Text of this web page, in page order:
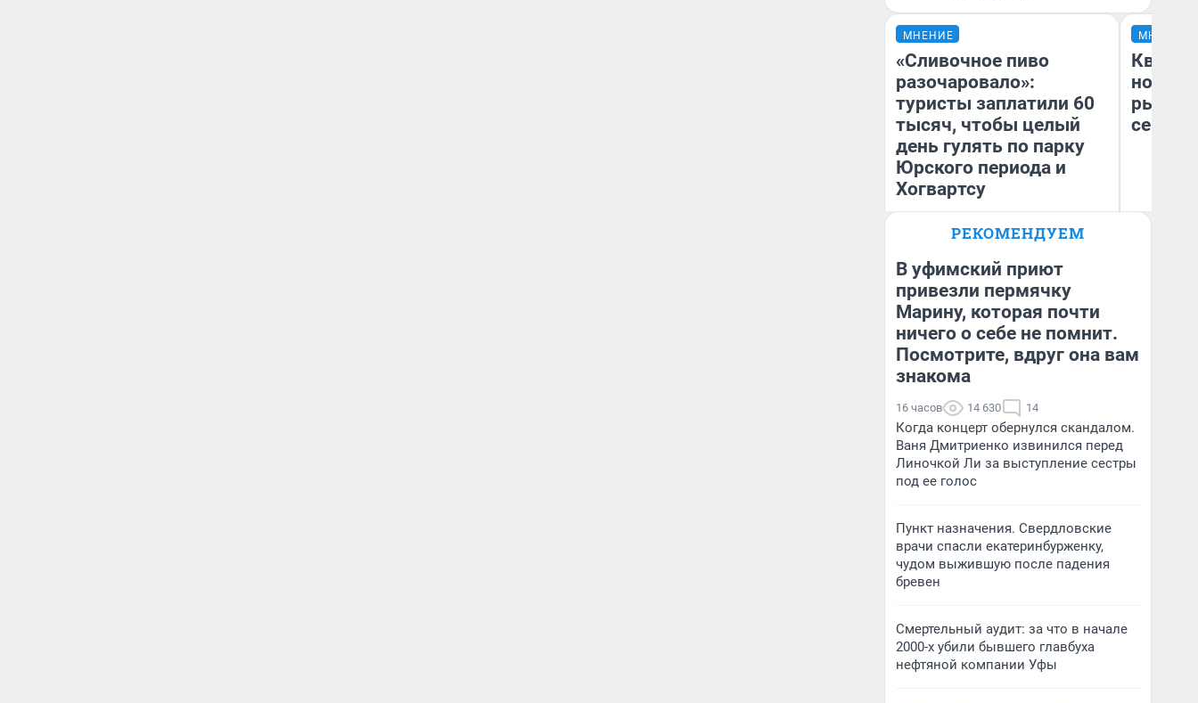
МНЕНИЕ
«Сливочное пиво
разочаровало»:
туристы заплатили 60
тысяч, чтобы целый
день гулять по парку
Юрского периода и
Хогвартсу
МНЕНИЕ
но
рынок
РЕКОМЕНДУЕМ
В уфимский приют
привезли пермячку
Марину, которая почти
ничего о себе не помнит.
Посмотрите, вдруг она вам
знакома
16 часов 14 630 14
Когда концерт обернулся скандалом.
Ваня Дмитриенко извинился перед
Линочкой Ли за выступление сестры
под ее голос
Пункт назначения. Свердловские
врачи спасли екатеринбурженку,
чудом выжившую после падения
бревен
Смертельный аудит: за что в начале
2000-х убили бывшего главбуха
нефтяной компании Уфы